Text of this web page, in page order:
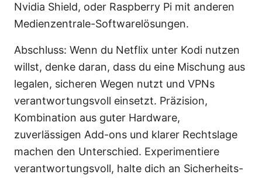
Nvidia Shield, oder Raspberry Pi mit anderen
Medienzentrale-Softwarelösungen.
Abschluss: Wenn du Netflix unter Kodi nutzen
willst, denke daran, dass du eine Mischung aus
legalen, sicheren Wegen nutzt und VPNs
verantwortungsvoll einsetzt. Präzision,
Kombination aus guter Hardware,
zuverlässigen Add-ons und klarer Rechtslage
machen den Unterschied. Experimentiere
verantwortungsvoll, halte dich an Sicherheits-